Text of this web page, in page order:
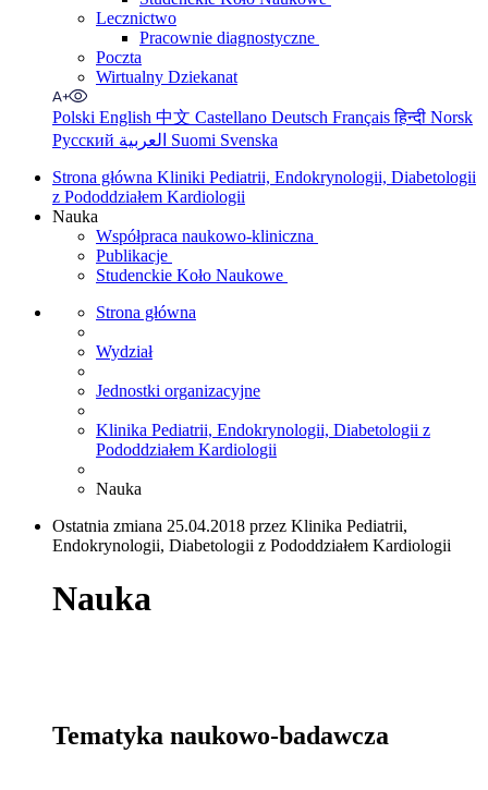
Lecznictwo
Pracownie diagnostyczne
Poczta
Wirtualny Dziekanat
Polski English 中文 Castellano Deutsch Françaisहिन्दी Norsk
Русский
Suomi Svenska
Strona główna Kliniki Pediatrii, Endokrynologii, Diabetologii
z Pododdziałem Kardiologii
Nauka
Współpraca naukowo-kliniczna
Publikacje
Studenckie Koło Naukowe
Strona główna
Wydział
Jednostki organizacyjne
Klinika Pediatrii, Endokrynologii, Diabetologii z
Pododdziałem Kardiologii
Nauka
Ostatnia zmiana 25.04.2018 przez Klinika Pediatrii,
Endokrynologii, Diabetologii z Pododdziałem Kardiologii
Nauka
Tematyka naukowo-badawcza